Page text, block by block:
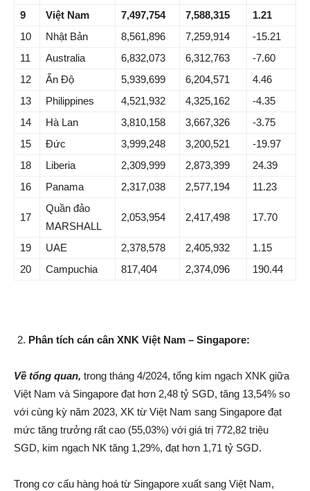
9
Việt Nam 7,497,754 7,588,315
1.21
10
Nhật Bản 8,561,896 7,259,914
-15.21
11
Australia 6,832,073 6,312,763
-7.60
12
Ấn Độ 5,939,699 6,204,571
4.46
13
Philippines 4,521,932 4,325,162
-4.35
14
Hà Lan 3,810,158 3,667,326
-3.75
15
Đức 3,999,248 3,200,521
-19.97
18
Liberia 2,309,999 2,873,399
24.39
16
Panama 2,317,038 2,577,194 11.23
17
Quần đảo
MARSHALL
2,053,954 2,417,498 17.70
19 UAE 2,378,578 2,405,932
1.15
20
Campuchia 817,404 2,374,096 190.44
Phân tích cán cân XNK Việt Nam – Singapore:
Về tổng quan, trong tháng 4/2024, tổng kim ngạch XNK giữa
Việt Nam và Singapore đạt hơn 2,48 tỷ SGD, tăng 13,54% so
với cùng kỳ năm 2023, XK từ Việt Nam sang Singapore đạt
mức tăng trưởng rất cao (55,03%) với giá trị 772,82 triệu
SGD, kim ngạch NK tăng 1,29%, đạt hơn 1,71 tỷ SGD.
Trong cơ cấu hàng hoá từ Singapore xuất sang Việt Nam,